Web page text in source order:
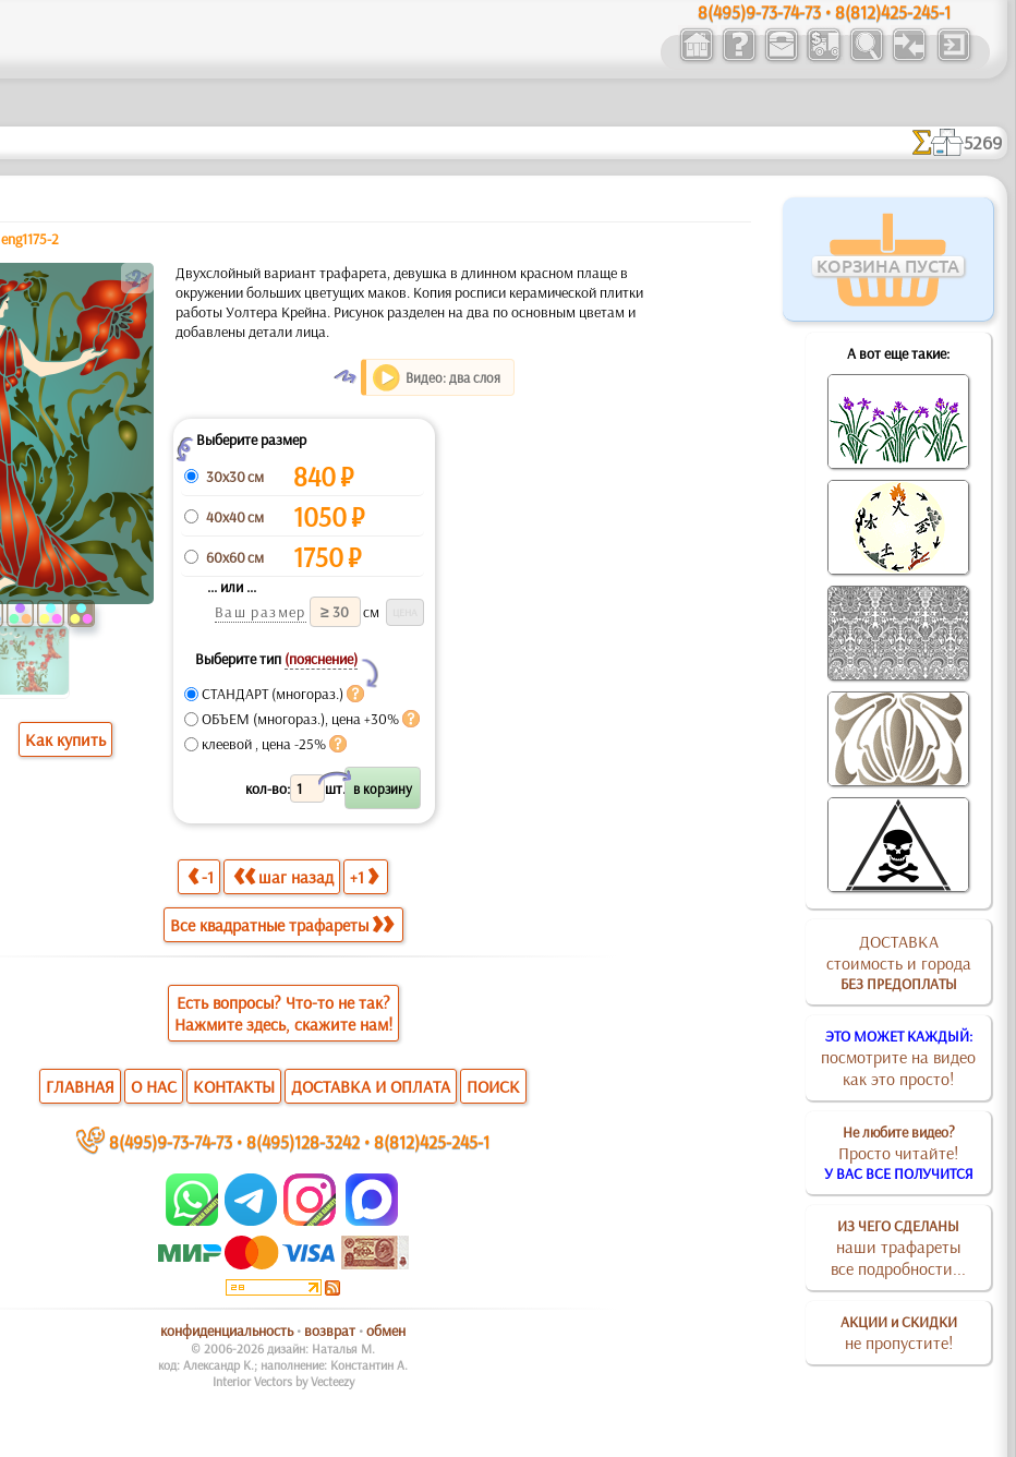
8(495)9-73-74-73 • 8(812)425-245-1
5269
КОРЗИНА ПУСТА
А вот еще такие:
ДОСТАВКА
стоимость и города
БЕЗ ПРЕДОПЛАТЫ
ЭТО МОЖЕТ КАЖДЫЙ:
посмотрите на видео
как это просто!
Не любите видео?
Просто читайте!
У ВАС ВСЕ ПОЛУЧИТСЯ
ИЗ ЧЕГО СДЕЛАНЫ
наши трафареты
все подробности...
АКЦИИ и СКИДКИ
не пропустите!
eng1175-2
b
Как купить
Двухслойный вариант трафарета, девушка в длинном красном плаще в
окружении больших цветущих маков. Копия росписи керамической плитки
работы Уолтера Крейна. Рисунок разделен на два по основным цветам и
добавлены детали лица.
O Видео: два слоя
ZВыберите размер
30x30 см
840₽
40x40 см 1050₽
60x60 см 1750₽
... или ...
Ваш размер
см
Выберите тип (пояснение)
Y
СТАНДАРТ (многораз.)
ОБЪЕМ (многораз.), цена +30%
клеевой , цена -25%
кол-во: шт.
X
-1 шаг назад +1
Все квадратные трафареты
Есть вопросы? Что-то не так?
Нажмите здесь, скажите нам!
ГЛАВНАЯ О НАС КОНТАКТЫ ДОСТАВКА И ОПЛАТА ПОИСК
~ 8(495)9-73-74-73 •8(495)128-3242 •8(812)425-245-1
конфиденциальность• возврат •обмен
© 2006-2026 дизайн: Наталья М.
код: Александр К.; наполнение: Константин А.
Interior Vectors by Vecteezy